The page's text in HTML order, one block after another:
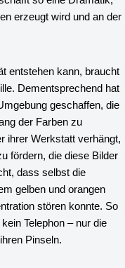
erzeugt wird und an der
entstehen kann, braucht
Dementsprechend hat
geschaffen, die
der Farben zu
ihrer Werkstatt verhängt,
fördern, die diese Bilder
dass selbst die
gelben und orangen
stören konnte. So
Telephon – nur die
Pinseln.